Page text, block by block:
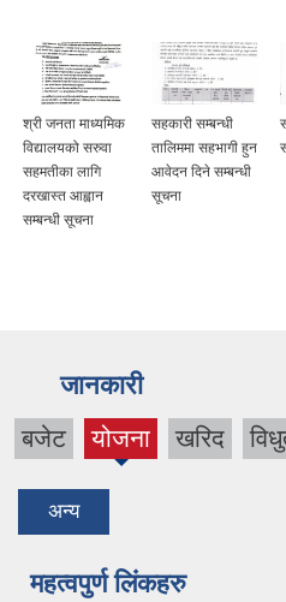
श्री जनता माध्यमिक
विद्यालयको सरुवा
सहमतीका लागि
दरखास्त आह्वान
सम्बन्धी सूचना
सहकारी सम्बन्धी
तालिममा सहभागी हुन
आवेदन दिने सम्बन्धी
सूचना
जानकारी
बजेट योजना
(active
खरिद
अन्य
महत्वपुर्ण लिंकहरु